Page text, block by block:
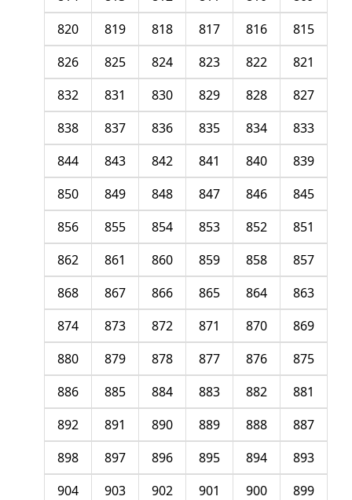
815
816
817
818
819
820
821
822
823
824
825
826
827
828
829
830
831
832
833
834
835
836
837
838
839
840
841
842
843
844
845
846
847
848
849
850
851
852
853
854
855
856
857
858
859
860
861
862
863
864
865
866
867
868
869
870
871
872
873
874
875
876
877
878
879
880
881
882
883
884
885
886
887
888
889
890
891
892
893
894
895
896
897
898
899
900
901
902
903
904